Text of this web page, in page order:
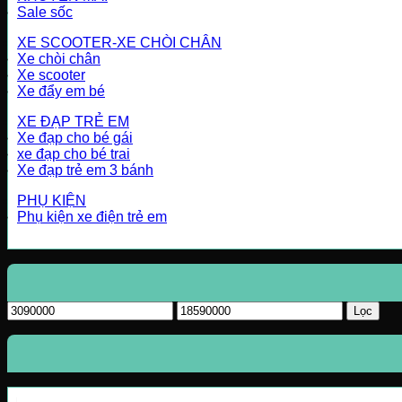
Sale sốc
XE SCOOTER-XE CHÒI CHÂN
Xe chòi chân
Xe scooter
Xe đẩy em bé
XE ĐẠP TRẺ EM
Xe đạp cho bé gái
xe đạp cho bé trai
Xe đạp trẻ em 3 bánh
PHỤ KIỆN
Phụ kiện xe điện trẻ em
Giá
tối
thiểu
Giá
tối
Lọc